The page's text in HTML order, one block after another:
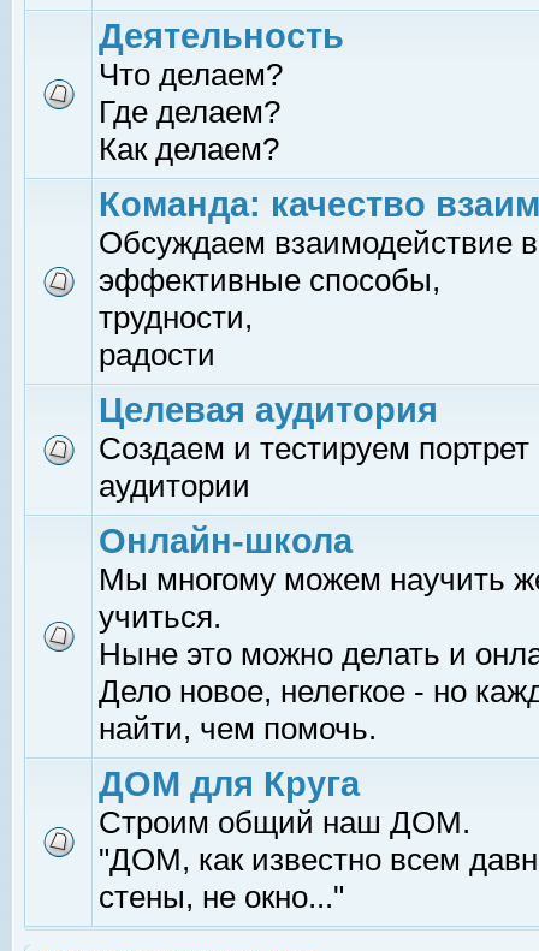
Деятельность
Что делаем?
Где делаем?
Как делаем?
Команда: качество
Обсуждаем взаимодействие
эффективные способы,
трудности,
радости
Целевая аудитория
Создаем и тестируем
аудитории
Онлайн-школа
Мы многому можем научить
учиться.
Ныне это можно делать и
Дело новое, нелегкое - но
найти, чем помочь.
ДОМ для Круга
Строим общий наш ДОМ.
"ДОМ, как известно всем
стены, не окно..."